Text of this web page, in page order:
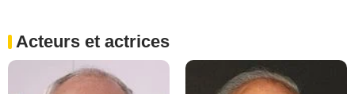
Acteurs et actrices